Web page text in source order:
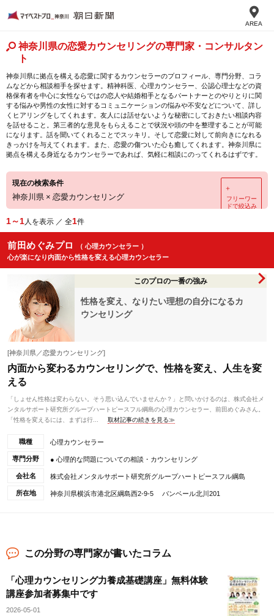
AREA
神奈川県の恋愛カウンセリングの専門家・コンサルタン
ト
神奈川県に拠点を構える恋愛に関するカウンセラーのプロフィール、専門分野、コラ
ムなどから相談相手を探せます。精神科医、心理カウンセラー、公認心理士などの資
格保有者を中心に女性ならではの恋人や結婚相手となるパートナーとのやりとりに関
する悩みや男性の女性に対するコミュニケーションの悩みや不安などについて、詳し
くヒアリングをしてくれます。友人には話せないような秘密にしておきたい相談内容
を話せること。第三者的な意見をもらえることで状況や頭の中を整理することが可能
になります。話を聞いてくれることでスッキリ。そして恋愛に対して前向きになれる
きっかけを与えてくれます。また、恋愛の傷ついた心も癒してくれます。神奈川県に
拠点を構える身近なるカウンセラーであれば、気軽に相談にのってくれるはずです。
現在の検索条件
神奈川県 × 恋愛カウンセリング
＋
フリーワー
ドで絞込み
1～1人を表示 ／ 全1件
前田めぐみプロ
（ 心理カウンセラー ）
心が楽になり内面から性格を変える心理カウンセラー
このプロの一番の強み
性格を変え、なりたい理想の自分になるカ
ウンセリング
[神奈川県／恋愛カウンセリング]
内面から変わるカウンセリングで、性格を変え、人生を変
える
「しょせん性格は変わらない。そう思い込んでいませんか？」と問いかけるのは、株式会社メ
ンタルサポート研究所グループハートピースフル綱島の心理カウンセラー、前田めぐみさん。
「性格を変えるには、まずは行...
取材記事の続きを見る≫
職種 心理カウンセラー
専門分野 ● 心理的な問題についての相談・カウンセリング
会社名 株式会社メンタルサポート研究所グループハートピースフル綱島
所在地 神奈川県横浜市港北区綱島西2-9-5 バンベール北川201
この分野の専門家が書いたコラム
「心理カウンセリング力養成基礎講座」無料体験
講座参加者募集中です
2026-05-01